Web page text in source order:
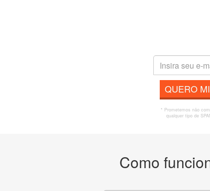
QUERO
* Prometemos não
qualquer tipo de
Como